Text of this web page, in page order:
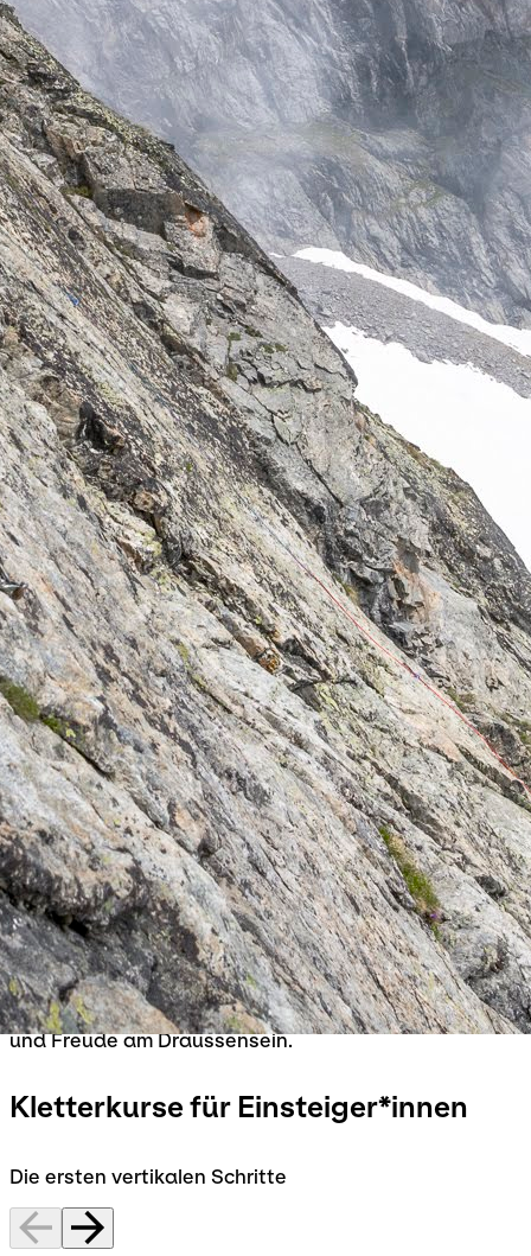
Vom ersten Griff bis zum Trad-Klettern
Fels unter den Fingern, Sonne im Gesicht und
draussen am Seil: in unseren Kletterkursen erlebst du,
wie vielseitig und faszinierend Klettern sein kann.
Gemeinsam mit erfahrenen Bergführer*innen übst du
die Grundlagen des Toprope-Kletterns, lernst im
Vorstieg zu sichern und zu klettern und sammelst
Erfahrungen in Mehrseillängen-Routen. Du lernst, wie
du dich sicher bewegst, Stände einrichtest und dich
im Team am Fels organisierst, oder wie du Keile und
Friends verwendest.
Unsere Kletterkurse am Fels richten sich an
Einsteiger*innen und Aufsteiger*innen, die ihre
Klettertechnik verbessern und das Klettern in seiner
ganzen Vielfalt erleben möchten. In kleinen Gruppen
steht das Lernen im Mittelpunkt – mit Zeit, Geduld
und Freude am Draussensein.
Kletterkurse für Einsteiger*innen
Die ersten vertikalen Schritte